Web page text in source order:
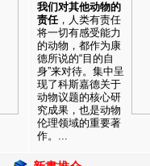
我们对其他动物的
责任，人类有责任
将一切有感受能力
的动物，都作为康
德所说的“目的自
身”来对待。集中呈
现了科斯嘉德关于
动物议题的核心研
究成果，也是动物
伦理领域的重要著
作。...